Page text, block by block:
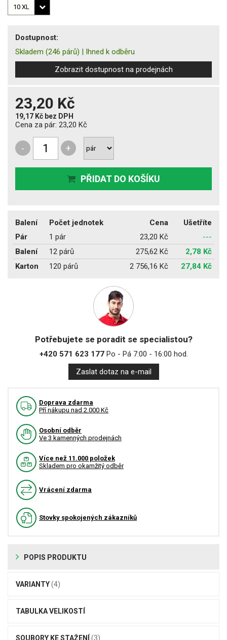
Dostupnost:
Skladem (246 párů) | Ihned k odběru
Zobrazit dostupnost na prodejnách
23,20 Kč
19,17 Kč bez DPH
Cena za pár: 23,20 Kč
- +
PŘIDAT DO KOŠÍKU
Balení Počet jednotek Cena
Ušetříte
Pár
1 pár 23,20 Kč
---
Balení
12 párů 275,62 Kč
2,78 Kč
Karton
120 párů 2 756,16 Kč 27,84 Kč
Potřebujete se poradit se specialistou?
+420 571 623 177Po - Pá 7:00 - 16:00 hod.
Zaslat dotaz na e-mail
Doprava zdarma
Pří nákupu nad 2.000 Kč
Osobní odběr
Ve 3 kamenných prodejnách
Více než 11.000 položek
Skladem pro okamžitý odběr
Vrácení zdarma
Stovky spokojených zákazníků
POPIS PRODUKTU
VARIANTY(4)
TABULKA VELIKOSTÍ
SOUBORY KE STAŽENÍ (3)